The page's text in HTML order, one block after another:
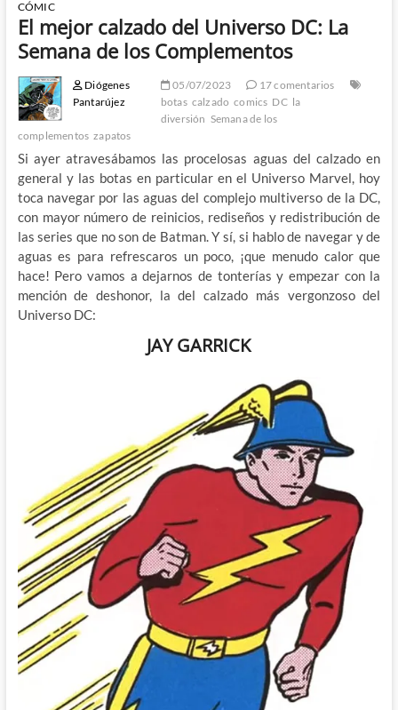
CÓMIC
El mejor calzado del Universo DC: La
Semana de los Complementos
Diógenes
Pantarújez
05/07/2023
17 comentarios
botas calzado comics DC la
diversión Semana de los
complementos zapatos
Si ayer atravesábamos las procelosas aguas del calzado en
general y las botas en particular en el Universo Marvel, hoy
toca navegar por las aguas del complejo multiverso de la DC,
con mayor número de reinicios, rediseños y redistribución de
las series que no son de Batman. Y sí, si hablo de navegar y de
aguas es para refrescaros un poco, ¡que menudo calor que
hace! Pero vamos a dejarnos de tonterías y empezar con la
mención de deshonor, la del calzado más vergonzoso del
Universo DC:
JAY GARRICK